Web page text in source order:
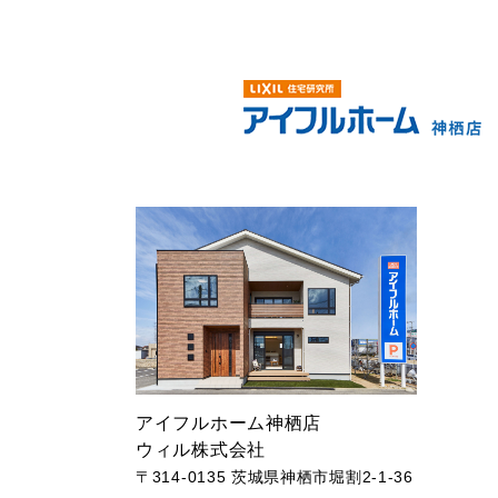
アイフルホーム神栖店
ウィル株式会社
〒314-0135 茨城県神栖市堀割2-1-36